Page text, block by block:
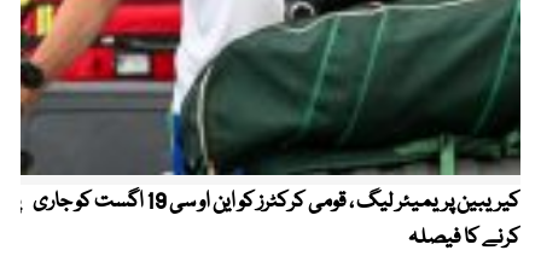
کیریبین پریمیئر لیگ ، قومی کرکٹرز کو این او سی 19 اگست کو جاری
کرنے کا فیصلہ